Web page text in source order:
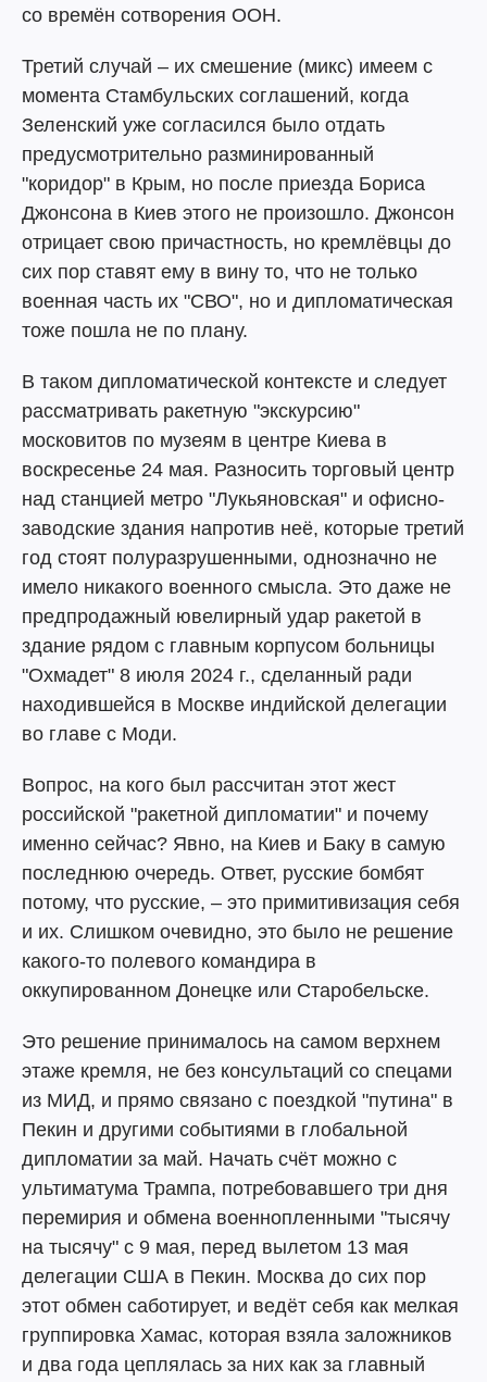
со времён сотворения ООН.
Третий случай – их смешение (микс) имеем с
момента Стамбульских соглашений, когда
Зеленский уже согласился было отдать
предусмотрительно разминированный
"коридор" в Крым, но после приезда Бориса
Джонсона в Киев этого не произошло. Джонсон
отрицает свою причастность, но кремлёвцы до
сих пор ставят ему в вину то, что не только
военная часть их "СВО", но и дипломатическая
тоже пошла не по плану.
В таком дипломатической контексте и следует
рассматривать ракетную "экскурсию"
московитов по музеям в центре Киева в
воскресенье 24 мая. Разносить торговый центр
над станцией метро "Лукьяновская" и офисно-
заводские здания напротив неё, которые третий
год стоят полуразрушенными, однозначно не
имело никакого военного смысла. Это даже не
предпродажный ювелирный удар ракетой в
здание рядом с главным корпусом больницы
"Охмадет" 8 июля 2024 г., сделанный ради
находившейся в Москве индийской делегации
во главе с Моди.
Вопрос, на кого был рассчитан этот жест
российской "ракетной дипломатии" и почему
именно сейчас? Явно, на Киев и Баку в самую
последнюю очередь. Ответ, русские бомбят
потому, что русские, – это примитивизация себя
и их. Слишком очевидно, это было не решение
какого-то полевого командира в
оккупированном Донецке или Старобельске.
Это решение принималось на самом верхнем
этаже кремля, не без консультаций со спецами
из МИД, и прямо связано с поездкой "путина" в
Пекин и другими событиями в глобальной
дипломатии за май. Начать счёт можно с
ультиматума Трампа, потребовавшего три дня
перемирия и обмена военнопленными "тысячу
на тысячу" с 9 мая, перед вылетом 13 мая
делегации США в Пекин. Москва до сих пор
этот обмен саботирует, и ведёт себя как мелкая
группировка Хамас, которая взяла заложников
и два года цеплялась за них как за главный